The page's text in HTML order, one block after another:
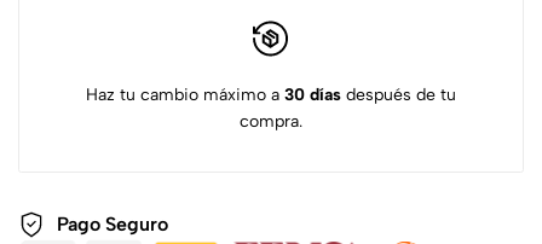
Haz tu cambio máximo a 30 días después de tu
compra.
Pago Seguro